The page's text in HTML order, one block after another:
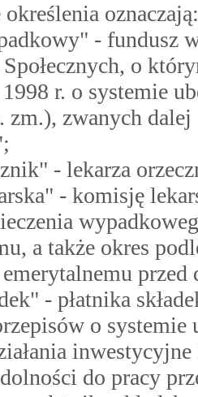
oznaczają:
- fundusz
o
r. o systemie
zm.), zwanych
- lekarza
- komisję
a także okres
- płatnika
o systemie
do pracy